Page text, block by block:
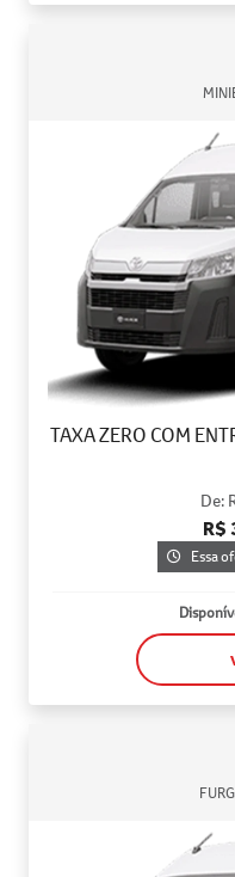
TAXA ZERO COM
De:
R$
Essa